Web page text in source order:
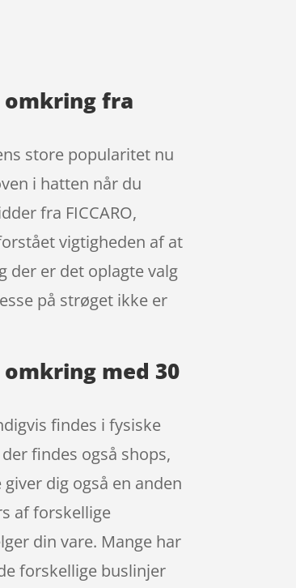
omkring fra
store popularitet nu
i hatten når du
fra FICCARO,
vigtigheden af at
der er det oplagte valg
på strøget ikke er
omkring med 30
findes i fysiske
findes også shops,
dig også en anden
af forskellige
din vare. Mange har
forskellige buslinjer